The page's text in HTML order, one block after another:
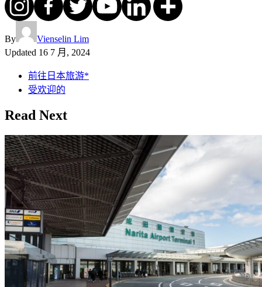
By
Vienselin Lim
Updated 16 7 月, 2024
前往日本旅游*
受欢迎的
Read Next